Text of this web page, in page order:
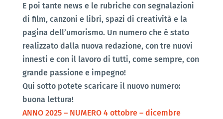
E poi tante news e le rubriche con segnalazioni
di film, canzoni e libri, spazi di creatività e la
pagina dell’umorismo. Un numero che è stato
realizzato dalla nuova redazione, con tre nuovi
innesti e con il lavoro di tutti, come sempre, con
grande passione e impegno!
Qui sotto potete scaricare il nuovo numero:
buona lettura!
ANNO 2025 – NUMERO 4 ottobre – dicembre